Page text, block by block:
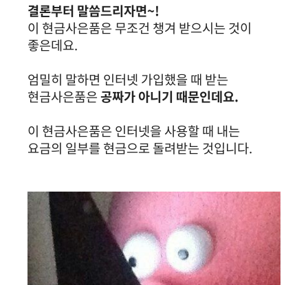
결론부터 말씀드리자면~!
이 현금사은품은 무조건 챙겨 받으시는 것이
좋은데요.
엄밀히 말하면 인터넷 가입했을 때 받는
현금사은품은공짜가 아니기 때문인데요.
이 현금사은품은 인터넷을 사용할 때 내는
요금의 일부를 현금으로 돌려받는 것입니다.